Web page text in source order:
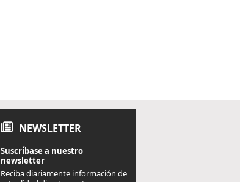
NEWSLETTER
Suscríbase a nuestro
newsletter
Reciba diariamente información de